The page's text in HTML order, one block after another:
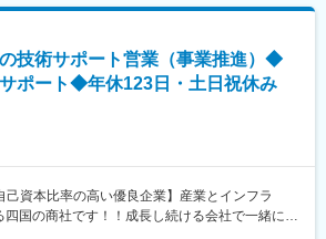
業機器、DX、IoT商材
、中小プラント、製造業、官公庁 他
の場合、担当でなく現場サポート及びメーカ
と月1回程：度
or1泊2日程度
の技術サポート営業（事業推進）◆
ポート◆年休123日・土日祝休み
己資本比率の高い優良企業】産業とインフラ
四国の商社です！！成長し続ける会社で一緒に働